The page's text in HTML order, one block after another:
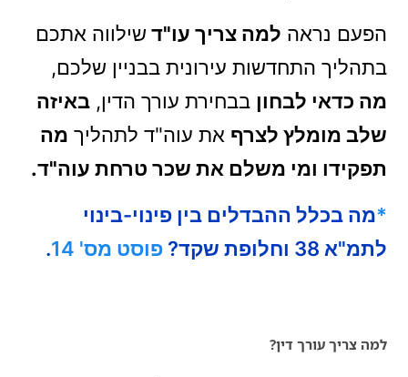
הפעם נראה למה צריך עו"ד שילווה אתכם
בתהליך התחדשות עירונית בבניין שלכם,
מה כדאי לבחון בבחירת עורך הדין, באיזה
שלב מומלץ לצרף את עוה"ד לתהליך מה
תפקידו ומי משלם את שכר טרחת עוה"ד.
*מה בכלל ההבדלים בין פינוי-בינוי
לתמ"א 38 וחלופת שקד?
פוסט מס' 14 .
למה צריך עורך דין?